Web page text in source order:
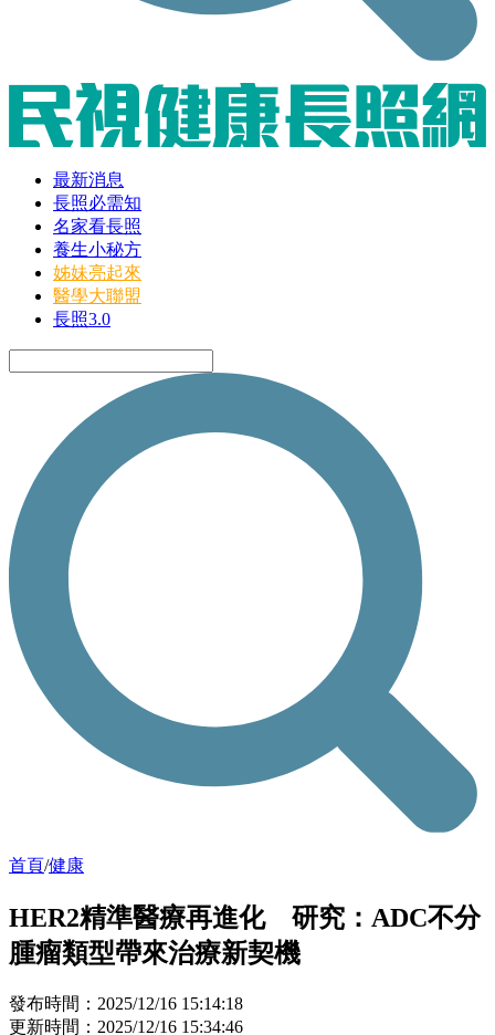
最新消息
長照必需知
名家看長照
養生小秘方
姊妹亮起來
醫學大聯盟
長照3.0
首頁/健康
HER2精準醫療再進化 研究：ADC不分
腫瘤類型帶來治療新契機
發布時間：2025/12/16 15:14:18
更新時間：2025/12/16 15:34:46